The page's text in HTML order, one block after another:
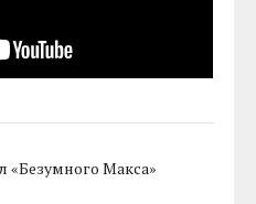
«Безумного Макса»